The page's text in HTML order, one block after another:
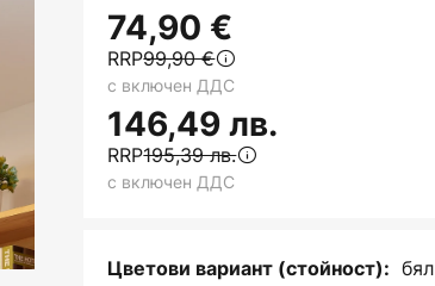
74,90 €
RRP99,90 €
146,49 лв.
RRP195,39 лв.
с включен ДДС
с включен ДДС
Цветови вариант (стойност): бял